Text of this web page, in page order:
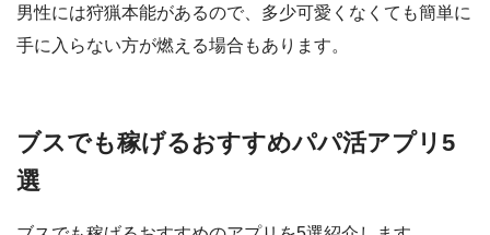
男性には狩猟本能があるので、多少可愛くなくても簡単に
手に入らない方が燃える場合もあります。
ブスでも稼げるおすすめパパ活アプリ5
選